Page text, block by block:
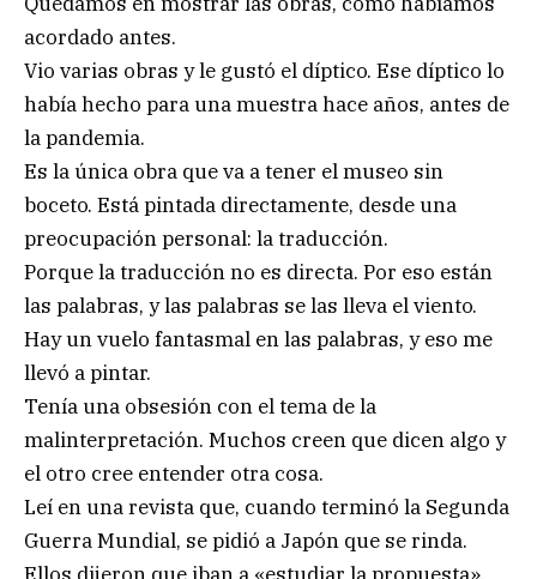
acordado antes.
Vio varias obras y le gustó el díptico. Ese díptico lo
había hecho para una muestra hace años, antes de
la pandemia.
Es la única obra que va a tener el museo sin
boceto. Está pintada directamente, desde una
preocupación personal: la traducción.
Porque la traducción no es directa. Por eso están
las palabras, y las palabras se las lleva el viento.
Hay un vuelo fantasmal en las palabras, y eso me
llevó a pintar.
Tenía una obsesión con el tema de la
malinterpretación. Muchos creen que dicen algo y
el otro cree entender otra cosa.
Leí en una revista que, cuando terminó la Segunda
Guerra Mundial, se pidió a Japón que se rinda.